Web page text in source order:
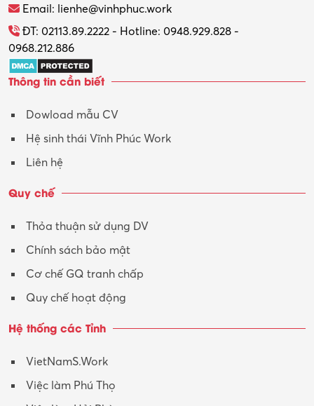
Tổ chức sự kiện – Quà tặng
Trợ lý
Tư vấn
Tư vấn – Kiến trúc
Y tế-Dược
Email: lienhe@vinhphuc.work
ĐT: 02113.89.2222 - Hotline: 0948.929.828 -
0968.212.886
Thông tin cần biết
Dowload mẫu CV
Hệ sinh thái Vĩnh Phúc Work
Liên hệ
Quy chế
Thỏa thuận sử dụng DV
Chính sách bảo mật
Cơ chế GQ tranh chấp
Quy chế hoạt động
Hệ thống các Tỉnh
VietNamS.Work
Việc làm Phú Thọ